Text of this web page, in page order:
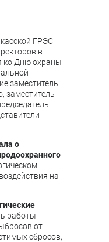
ГРЭС
в
ко Дню охраны
заместитель
заместитель
о
на
работы
от
сбросов,